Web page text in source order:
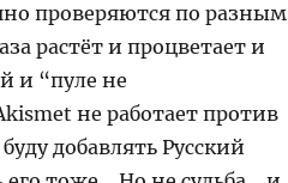
проверяются по разным
растёт и процветает и
и “пуле не
не работает против
добавлять Русский